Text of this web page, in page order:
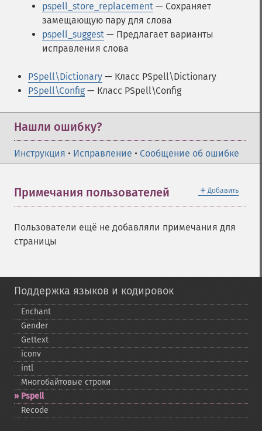
pspell_store_replacement — Сохраняет
замещающую пару для слова
pspell_suggest — Предлагает варианты
исправления слова
PSpell\Dictionary — Класс PSpell\Dictionary
PSpell\Config — Класс PSpell\Config
Нашли ошибку?
Инструкция • Исправление • Сообщение об ошибке
＋ Добавить
Примечания пользователей
Пользователи ещё не добавляли примечания для
страницы
Поддержка языков и кодировок
Enchant
Gender
Gettext
iconv
intl
Многобайтовые строки
Pspell
Recode